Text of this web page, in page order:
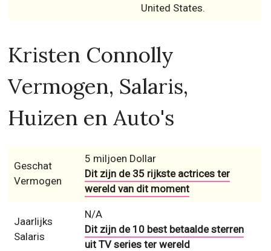
United States.
Kristen Connolly
Vermogen, Salaris,
Huizen en Auto's
Geschat
Vermogen
5 miljoen Dollar
Dit zijn de 35 rijkste actrices ter
wereld van dit moment
Jaarlijks
Salaris
N/A
Dit zijn de 10 best betaalde sterren
uit TV series ter wereld